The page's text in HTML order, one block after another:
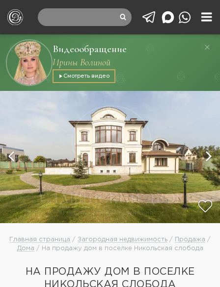
Видеообращение
Ирины Волиной
Смотреть видео
Главная страница / Загородная недвижимость / Продажа /
Дома / На продажу дом в поселке Никольская слобода
НА ПРОДАЖУ ДОМ В ПОСЕЛКЕ
НИКОЛЬСКАЯ СЛОБОДА